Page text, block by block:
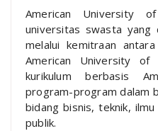
American University
universitas swasta yang
melalui kemitraan
American University of
kurikulum berbasis
program-program dalam
bidang bisnis, teknik,
publik.